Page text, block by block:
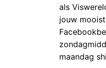
als
jouw
maandag